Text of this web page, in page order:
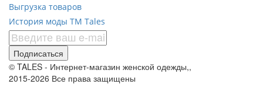
Выгрузка товаров
История моды ТМ Tales
Подписаться
© TALES - Интернет-магазин женской одежды,,
2015-2026 Все права защищены